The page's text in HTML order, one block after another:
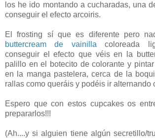
los he ido montando a cucharadas, una
conseguir el efecto arcoiris.
El frosting sí que es diferente pero
buttercream de vainilla coloreada
conseguir el efecto que véis en la
palillo en el botecito de colorante y
en la manga pastelera, cerca de la
rallas como queráis y podéis ir alternando
Espero que con estos cupcakes os
prepararlos!!!
(Ah....y si alguien tiene algún secretillo/